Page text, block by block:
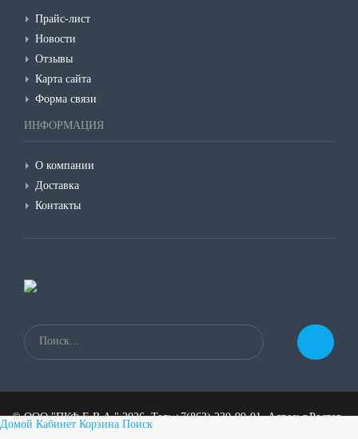
Прайс-лист
Новости
Отзывы
Карта сайта
Форма связи
ИНФОРМАЦИЯ
О компании
Доставка
Контакты
©ООО "ПКФ Е.В.А."2026, Тел:+7(863) 230-99-01,Адрес:г.Ростов-
на-Дону, пер.1-й Машиностроительный 3а
Домой Кабинет Корзина Поиск